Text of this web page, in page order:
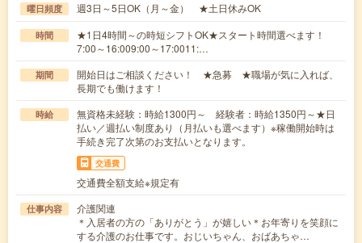
曜日頻度 週3日～5日OK（月～金） ★土日休みOK
時間
★1日4時間～の時短シフトOK★スタート時間選べます！
7:00～16:009:00～17:0011:…
期間
開始日はご相談ください！ ★急募 ★職場が気に入れば、
長期でも働けます！
時給
無資格未経験：時給1300円～ 経験者：時給1350円～★日
払い／週払い制度あり（月払いも選べます）※稼働開始時は
手続き完了次第のお支払いとなります。
交通費
交通費全額支給※規定有
仕事内容
介護関連
＊入居者の方の「ありがとう」が嬉しい＊お年寄りを笑顔に
する介護のお仕事です。おじいちゃん、おばあちゃ…